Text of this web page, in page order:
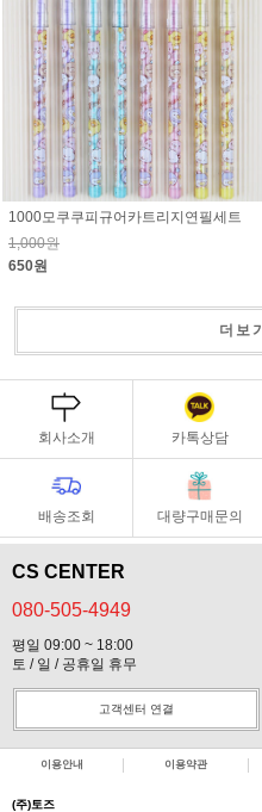
1000모쿠쿠피규어카트리지연필세트
1,000원
650원
더보기
회사소개 카톡상담
배송조회 대량구매문의
CS CENTER
080-505-4949
평일 09:00 ~ 18:00
토 / 일 / 공휴일 휴무
고객센터 연결
이용안내 이용약관
(주)토즈